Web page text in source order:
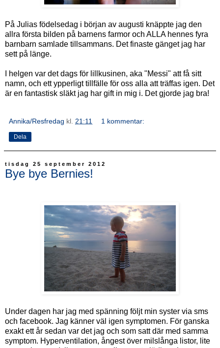
På Julias födelsedag i början av augusti knäppte jag den
allra första bilden på barnens farmor och ALLA hennes fyra
barnbarn samlade tillsammans. Det finaste gänget jag har
sett på länge.
I helgen var det dags för lillkusinen, aka "Messi" att få sitt
namn, och ett ypperligt tillfälle för oss alla att träffas igen. Det
är en fantastisk släkt jag har gift in mig i. Det gjorde jag bra!
Annika/Resfredag kl. 21:11 1 kommentar:
Dela
tisdag 25 september 2012
Bye bye Bernies!
Under dagen har jag med spänning följt min syster via sms
och facebook. Jag känner väl igen symptomen. För ganska
exakt ett år sedan var det jag och som satt där med samma
symptom. Hyperventilation, ångest över milslånga listor, lite